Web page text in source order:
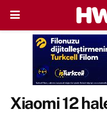
Xiaomi 12